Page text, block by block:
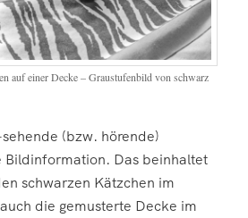
auf einer Decke – Graustufenbild von schwarz
(bzw. hörende)
Bildinformation. Das beinhaltet
schwarzen Kätzchen im
die gemusterte Decke im